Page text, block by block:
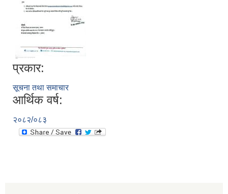
प्रकार:
सूचना तथा समाचार
आर्थिक वर्ष:
२०८२/०८३